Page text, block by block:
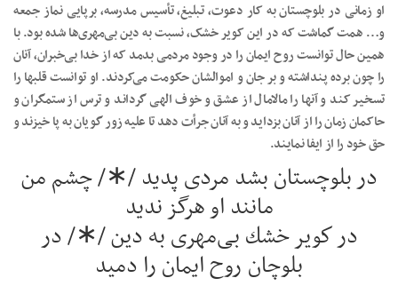
او زمانی در بلوچستان به کار دعوت، تبلیغ، تأسیس مدرسه، برپایی نماز جمعه
و… همت گماشت که در این کویر خشک، نسبت به دین بی‌مهری‌ها شده بود. با
همین حال توانست روح ایمان را در وجود مردمی بدمد که از خدا بی‌خبران، آنان
را چون برده پنداشته و بر جان و اموالشان حکومت می‌کردند. او توانست قلبها را
تسخیر کند و آنها را مالا‌مال از عشق و خوف الهی گرداند و ترس از ستمگران و
حاکمان زمان را از آنان بزداید و به آنان جرأت دهد تا علیه زور گویان به پا خیزند و
حق خود را از ایفا نمایند.
در بلوچستان بشد مردی پدید /∗/ چشم من
مانند او هرگز ندید
در كویر خشك بی‌مهری به دین /∗/ در
بلوچان روح ایمان را دمید